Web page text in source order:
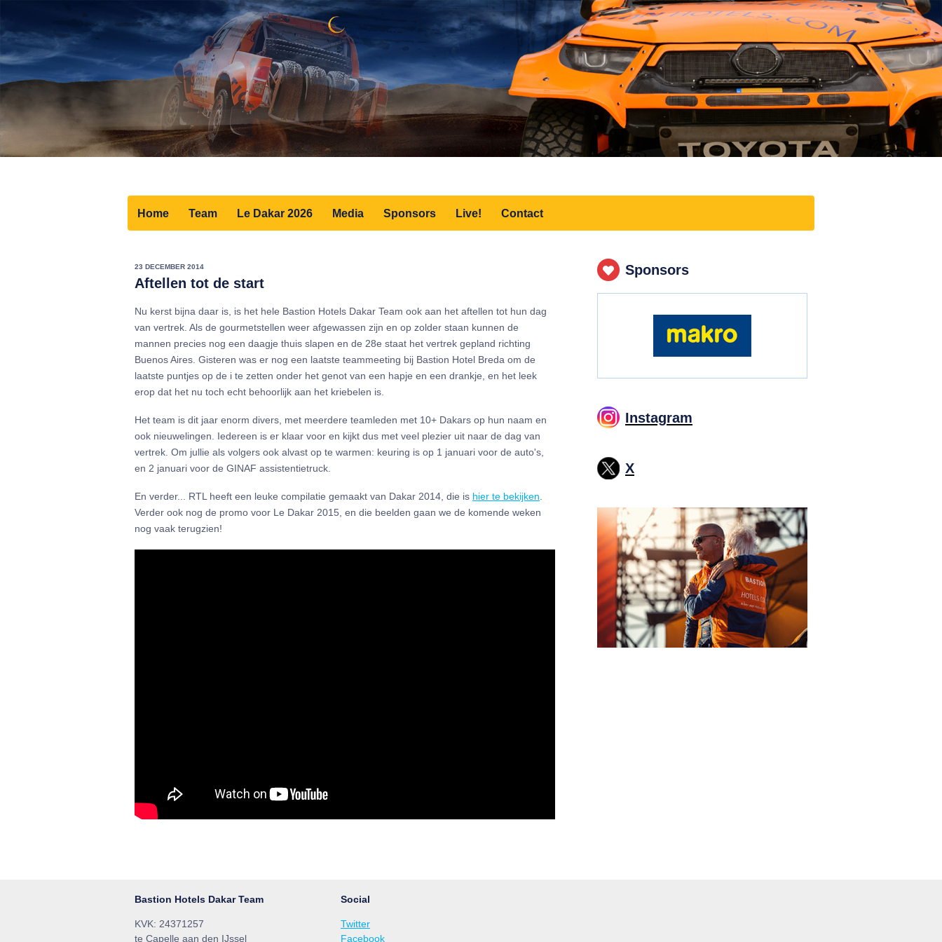
Home Team Le Dakar 2026 Media Sponsors Live! Contact
23 DECEMBER 2014
Aftellen tot de start
Nu kerst bijna daar is, is het hele Bastion Hotels Dakar Team ook aan het aftellen tot hun dag
van vertrek. Als de gourmetstellen weer afgewassen zijn en op zolder staan kunnen de
mannen precies nog een daagje thuis slapen en de 28e staat het vertrek gepland richting
Buenos Aires. Gisteren was er nog een laatste teammeeting bij Bastion Hotel Breda om de
laatste puntjes op de i te zetten onder het genot van een hapje en een drankje, en het leek
erop dat het nu toch echt behoorlijk aan het kriebelen is.
Het team is dit jaar enorm divers, met meerdere teamleden met 10+ Dakars op hun naam en
ook nieuwelingen. Iedereen is er klaar voor en kijkt dus met veel plezier uit naar de dag van
vertrek. Om jullie als volgers ook alvast op te warmen: keuring is op 1 januari voor de auto's,
en 2 januari voor de GINAF assistentietruck.
En verder... RTL heeft een leuke compilatie gemaakt van Dakar 2014, die is hier te bekijken.
Verder ook nog de promo voor Le Dakar 2015, en die beelden gaan we de komende weken
nog vaak terugzien!
Sponsors
Instagram
X
Bastion Hotels Dakar Team
KVK: 24371257
te Capelle aan den IJssel
Social
Twitter
Facebook